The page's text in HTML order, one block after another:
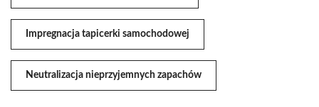
Impregnacja tapicerki samochodowej
Neutralizacja nieprzyjemnych zapachów